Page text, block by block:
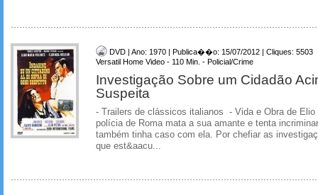
DVD | Ano: 1970 | Publica��o: 15/07/2012 | Cliques: 5503
Versatil Home Video - 110 Min. - Policial/Crime
Investigação Sobre um Cidadão
Suspeita
- Trailers de clássicos italianos - Vida e Obra de
polícia de Roma mata a sua amante e tenta
também tinha caso com ela. Por chefiar as
que est&aacu...